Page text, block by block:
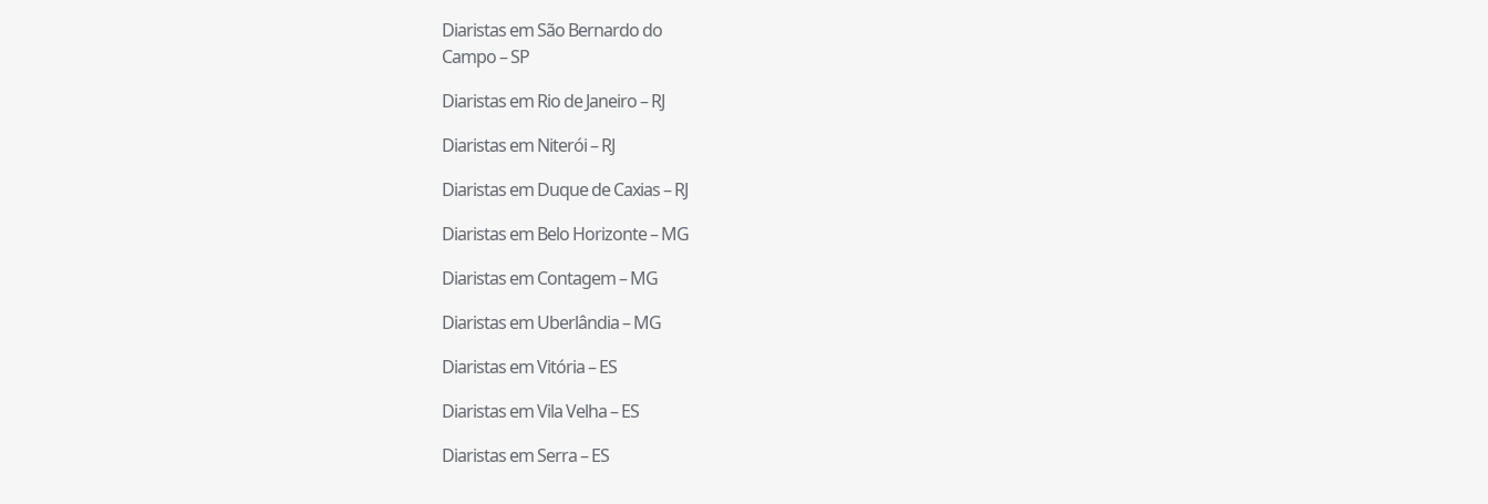
Diaristas emSão Bernardo do
Campo–SP
Diaristas emRio de Janeiro–RJ
Diaristas emNiterói–RJ
Diaristas emDuque de Caxias–RJ
Diaristas emBelo Horizonte–MG
Diaristas emContagem–MG
Diaristas emUberlândia–MG
Diaristas emVitória–ES
Diaristas emVila Velha–ES
Diaristas emSerra–ES